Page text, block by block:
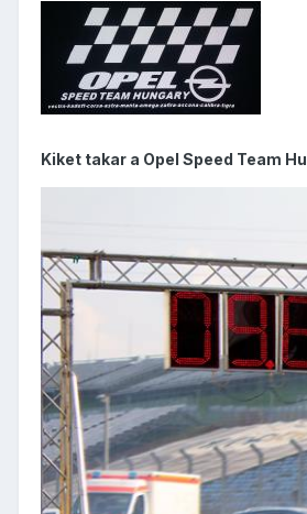
Kiket takar a Opel Speed Team